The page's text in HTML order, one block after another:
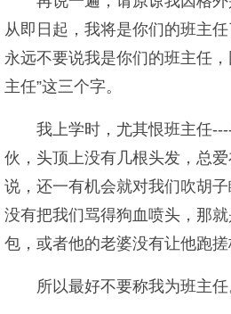
从即日起，我将是你们的班主
永远不要说我是你们的班主任
主任”这三个字。
我上学时，尤其恨班主任
伙，头顶上没有几根头发，总
说，还一有机会就对我们吹胡
没有把我们骂得狗血喷头，那
包，或者他的老婆没有让他跑搓
所以最好不要称我为班主任